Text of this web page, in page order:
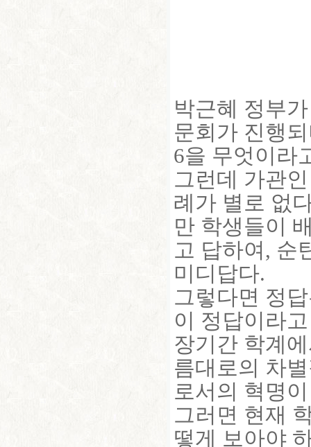
박근혜 정부
문회가 진행
6을 무엇이라
그런데 가관
례가 별로 없
만 학생들이
고 답하여, 순
미디답다.
그렇다면 정
이 정답이라
장기간 학계
름대로의 차
로서의 혁명
그러면 현재
떻게 보아야